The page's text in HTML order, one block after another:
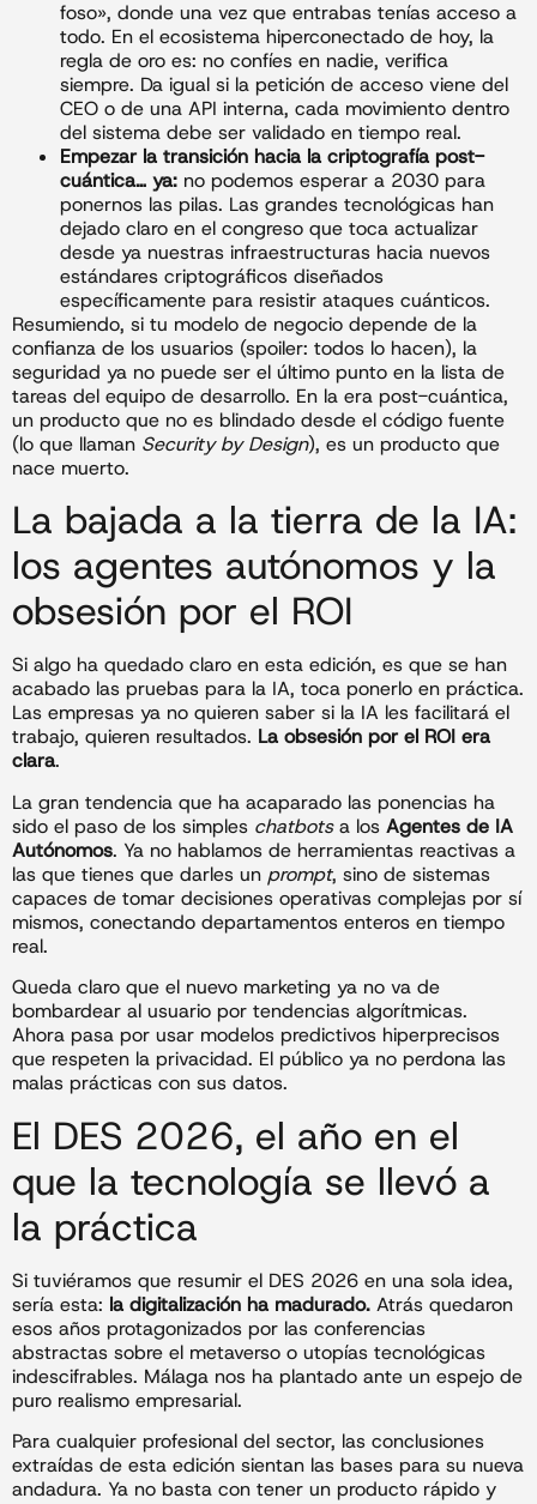
foso», donde una vez que entrabas tenías acceso a
todo. En el ecosistema hiperconectado de hoy, la
regla de oro es: no confíes en nadie, verifica
siempre. Da igual si la petición de acceso viene del
CEO o de una API interna, cada movimiento dentro
del sistema debe ser validado en tiempo real.
Empezar la transición hacia la criptografía post-
cuántica… ya: no podemos esperar a 2030 para
ponernos las pilas. Las grandes tecnológicas han
dejado claro en el congreso que toca actualizar
desde ya nuestras infraestructuras hacia nuevos
estándares criptográficos diseñados
específicamente para resistir ataques cuánticos.
Resumiendo, si tu modelo de negocio depende de la
confianza de los usuarios (spoiler: todos lo hacen), la
seguridad ya no puede ser el último punto en la lista de
tareas del equipo de desarrollo. En la era post-cuántica,
un producto que no es blindado desde el código fuente
(lo que llaman Security by Design), es un producto que
nace muerto.
La bajada a la tierra de la IA:
los agentes autónomos y la
obsesión por el ROI
Si algo ha quedado claro en esta edición, es que se han
acabado las pruebas para la IA, toca ponerlo en práctica.
Las empresas ya no quieren saber si la IA les facilitará el
trabajo, quieren resultados. La obsesión por el ROI era
clara.
La gran tendencia que ha acaparado las ponencias ha
sido el paso de los simples chatbotsa los Agentes de IA
Autónomos. Ya no hablamos de herramientas reactivas a
las que tienes que darles un prompt, sino de sistemas
capaces de tomar decisiones operativas complejas por sí
mismos, conectando departamentos enteros en tiempo
real.
Queda claro que el nuevo marketing ya no va de
bombardear al usuario por tendencias algorítmicas.
Ahora pasa por usar modelos predictivos hiperprecisos
que respeten la privacidad. El público ya no perdona las
malas prácticas con sus datos.
El DES 2026, el año en el
que la tecnología se llevó a
la práctica
Si tuviéramos que resumir el DES 2026 en una sola idea,
sería esta: la digitalización ha madurado. Atrás quedaron
esos años protagonizados por las conferencias
abstractas sobre el metaverso o utopías tecnológicas
indescifrables. Málaga nos ha plantado ante un espejo de
puro realismo empresarial.
Para cualquier profesional del sector, las conclusiones
extraídas de esta edición sientan las bases para su nueva
andadura. Ya no basta con tener un producto rápido y